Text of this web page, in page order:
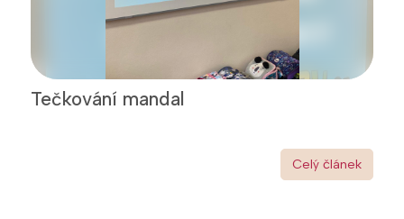
Tečkování mandal
Celý článek